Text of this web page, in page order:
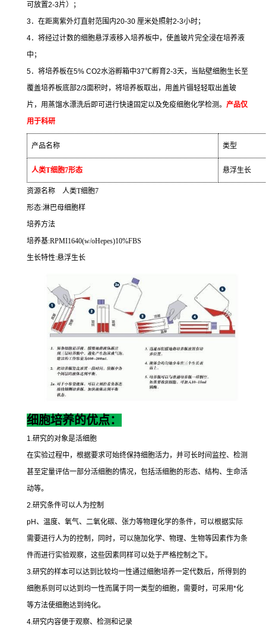
可放置2-3片）；
3．在距离紫外灯直射范围内20-30 厘米处照射2-3小时；
4．将经过计数的细胞悬浮液移入培养板中，使盖玻片完全浸在培养液
中；
5．将培养板在5% CO2水浴孵箱中37℃孵育2-3天，当贴壁细胞生长至
覆盖培养板底部2/3面积时，将培养板取出，用盖片镊轻轻取出盖玻
片，用蒸馏水漂洗后即可进行快速固定以及免疫细胞化学检测。 产品仅
用于科研
产品名称 类型
人类T细胞7形态 悬浮生长
资源名称 人类T细胞7
形态:淋巴母细胞样
培养方法
培养基:RPMI1640(w/oHepes)10%FBS
生长特性:悬浮生长
细胞培养的优点：
1.研究的对象是活细胞
在实验过程中，根据要求可始终保持细胞活力，并可长时间监控、检测
甚至定量评估一部分活细胞的情况，包括活细胞的形态、结构、生命活
动等。
2.研究条件可以人为控制
pH、温度、氧气、二氧化碳、张力等物理化学的条件，可以根据实际
需要进行人为的控制，同时，可以施加化学、物理、生物等因素作为条
件而进行实验观察，这些因素同样可以处于严格控制之下。
3.研究的样本可以达到比较均一性通过细胞培养一定代数后，所得到的
细胞系则可以达到均一性而属于同一类型的细胞，需要时，可采用*化
等方法使细胞达到纯化。
4.研究内容便于观察、检测和记录